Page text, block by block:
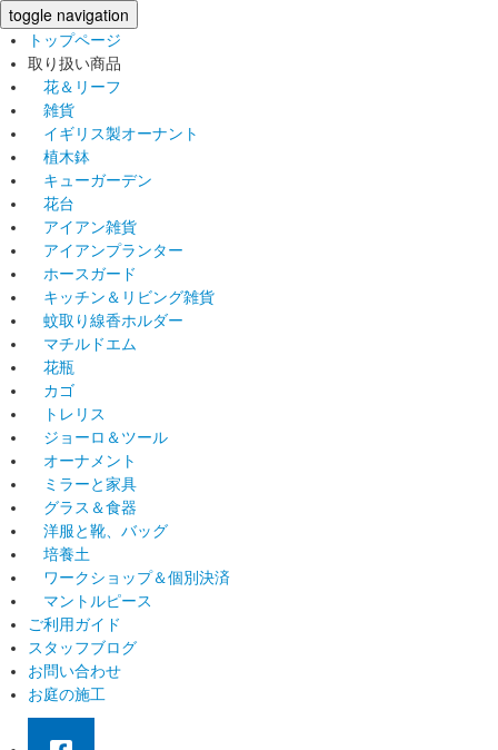
toggle navigation
トップページ
取り扱い商品
花＆リーフ
雑貨
イギリス製オーナント
植木鉢
キューガーデン
花台
アイアン雑貨
アイアンプランター
ホースガード
キッチン＆リビング雑貨
蚊取り線香ホルダー
マチルドエム
花瓶
カゴ
トレリス
ジョーロ＆ツール
オーナメント
ミラーと家具
グラス＆食器
洋服と靴、バッグ
培養土
ワークショップ＆個別決済
マントルピース
ご利用ガイド
スタッフブログ
お問い合わせ
お庭の施工